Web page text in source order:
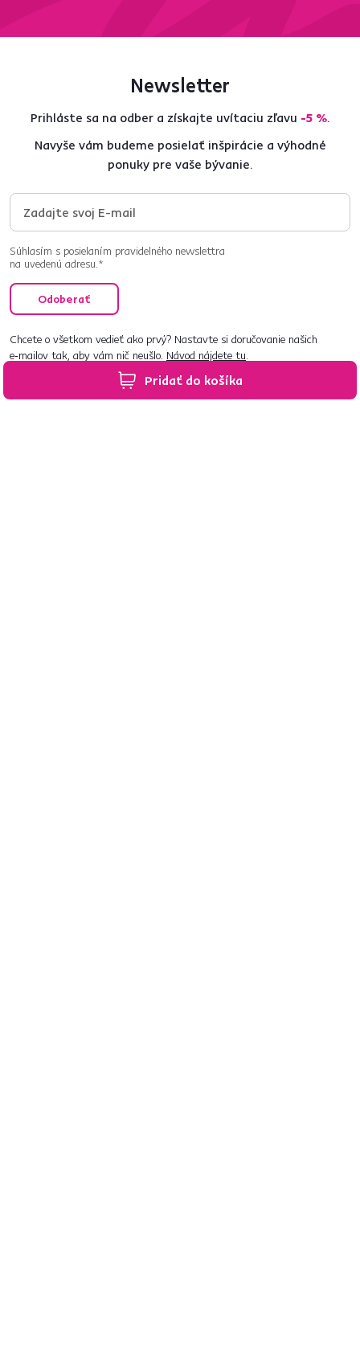
Pridať do košíka
Newsletter
Prihláste sa na odber a získajte uvítaciu zľavu -5 %.
Navyše vám budeme posielať inšpirácie a výhodné
ponuky pre vaše bývanie.
Súhlasím s posielaním pravidelného newslettra
na uvedenú adresu.*
Odoberať
Chcete o všetkom vedieť ako prvý? Nastavte si doručovanie našich
e‑mailov tak, aby vám nič neušlo. Návod nájdete tu.